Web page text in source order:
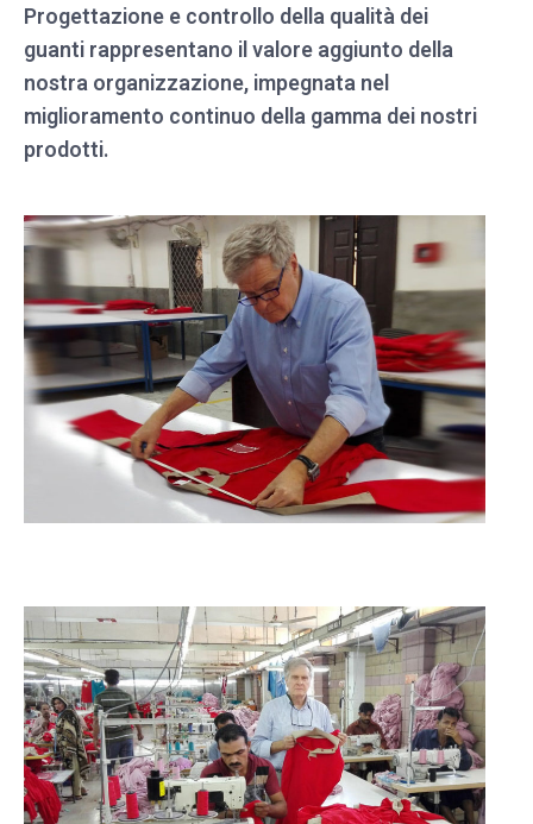
Progettazione e controllo della qualità dei
guanti rappresentano il valore aggiunto della
nostra organizzazione, impegnata nel
miglioramento continuo della gamma dei nostri
prodotti.